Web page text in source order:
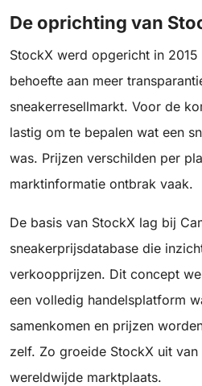
De oprichting van
StockX werd opgericht in
behoefte aan meer
sneakerresellmarkt. Voor de
lastig om te bepalen wat een
was. Prijzen verschilden per
marktinformatie ontbrak vaak.
De basis van StockX lag bij
sneakerprijsdatabase die
verkoopprijzen. Dit concept
een volledig handelsplatform
samenkomen en prijzen
zelf. Zo groeide StockX uit
wereldwijde marktplaats.